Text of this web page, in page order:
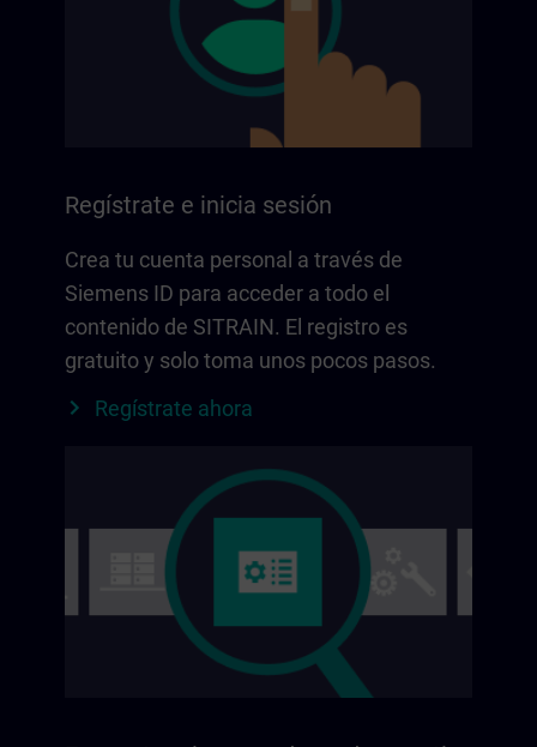
Regístrate e inicia sesión
Crea tu cuenta personal a través de
Siemens ID para acceder a todo el
contenido de SITRAIN. El registro es
gratuito y solo toma unos pocos pasos.
Regístrate ahora